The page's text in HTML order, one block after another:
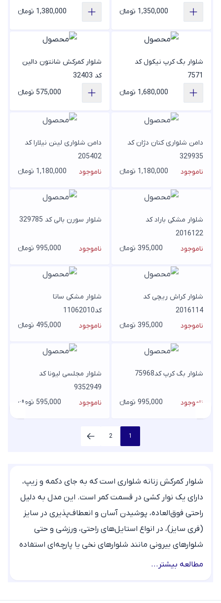
1,350,000 تومانء
1,380,000 تومانء
شلوار بگ کرپ نیکول کد
7571
1,680,000 تومانء
شلوار کمرکش شانتون دالین
کد 32403
575,000 تومانء
دامن شلواری کتان دژان کد
329935
ناموجود
1,180,000 تومانء
دامن شلواری لینن نیلارا کد
205402
ناموجود
1,180,000 تومانء
شلوار مشکی باراد کد
2016122
ناموجود
395,000 تومانء
شلوار سورن بالی کد 329785
ناموجود 995,000 تومانء
شلوار کراش ریچی کد
2016114
ناموجود
395,000 تومانء
شلوار مشکی ساتا
کد11062010
ناموجود
495,000 تومانء
شلوار بگ کرپ کد75968
ناموجود 995,000 تومانء
شلوار مجلسی لیونا کد
9352949
ناموجود
595,000 تومانء
1
2
شلوار کمرکش زنانه شلواری است که به جای دکمه و زیپ،
دارای یک نوار کشی در قسمت کمر است. این مدل به دلیل
راحتی فوق‌العاده، پوشیدن آسان و انعطاف‌پذیری در سایز
(فری سایز)، در انواع استایل‌های راحتی، ورزشی و حتی
شلوارهای بیرونی مانند شلوارهای نخی یا پارچه‌ای استفاده
می‌شود. اگر قصد
مطالعه بیشتر...